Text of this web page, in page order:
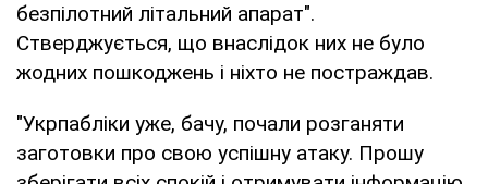
безпілотний літальний апарат".
Стверджується, що внаслідок них не було
жодних пошкоджень і ніхто не постраждав.
"Укрпабліки уже, бачу, почали розганяти
заготовки про свою успішну атаку. Прошу